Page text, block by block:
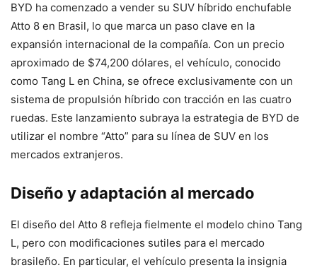
BYD ha comenzado a vender su SUV híbrido enchufable
Atto 8 en Brasil, lo que marca un paso clave en la
expansión internacional de la compañía. Con un precio
aproximado de $74,200 dólares, el vehículo, conocido
como Tang L en China, se ofrece exclusivamente con un
sistema de propulsión híbrido con tracción en las cuatro
ruedas. Este lanzamiento subraya la estrategia de BYD de
utilizar el nombre “Atto” para su línea de SUV en los
mercados extranjeros.
Diseño y adaptación al mercado
El diseño del Atto 8 refleja fielmente el modelo chino Tang
L, pero con modificaciones sutiles para el mercado
brasileño. En particular, el vehículo presenta la insignia